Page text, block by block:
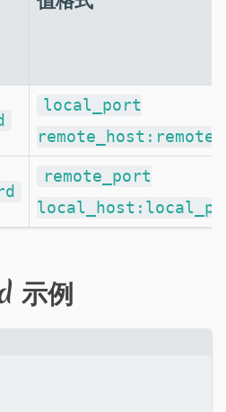
local_port
remote_port
示例